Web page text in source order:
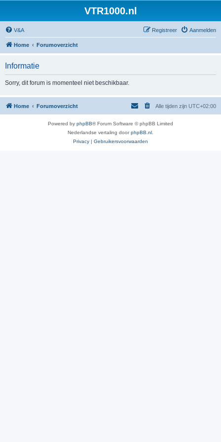
VTR1000.nl
V&A Aanmelden
Registreer
Home Forumoverzicht
Informatie
Sorry, dit forum is momenteel niet beschikbaar.
Home Forumoverzicht Alle tijden zijn UTC+02:00
Powered by phpBB® Forum Software © phpBB Limited
Nederlandse vertaling doorphpBB.nl
Privacy | Gebruikersvoorwaarden